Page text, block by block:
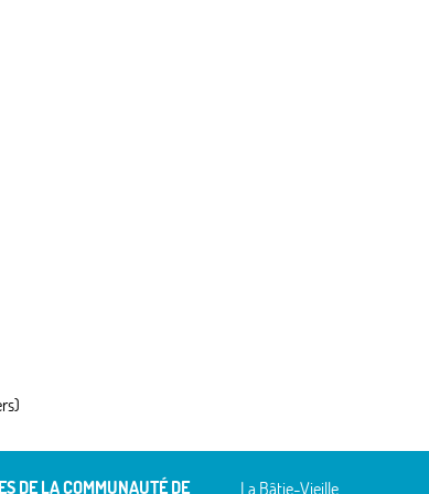
DE LA COMMUNAUTÉ DE La Bâtie-Vieille